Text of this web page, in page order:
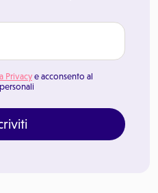
Privacy e acconsento al